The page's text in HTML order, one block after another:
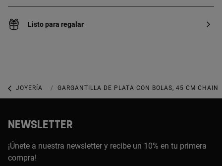
Listo para regalar
JOYERÍA JOYAS DE PLATA 925
GARGANTILLA DE PLATA CON BOLAS, 45 CM CHAIN
NEWSLETTER
¡Únete a nuestra newsletter y recibe un 10% en tu primera
compra!